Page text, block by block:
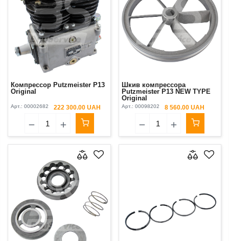
Компрессор Putzmeister P13
Original
Арт.: 00002682 222 300.00 UAH
Шкив компрессора
Putzmeister P13 NEW TYPE
Original
Арт.: 00098202 8 560.00 UAH